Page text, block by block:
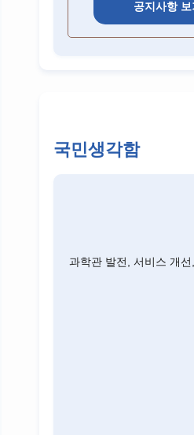
공지사항 보
국민생각함
과학관 발전, 서비스 개